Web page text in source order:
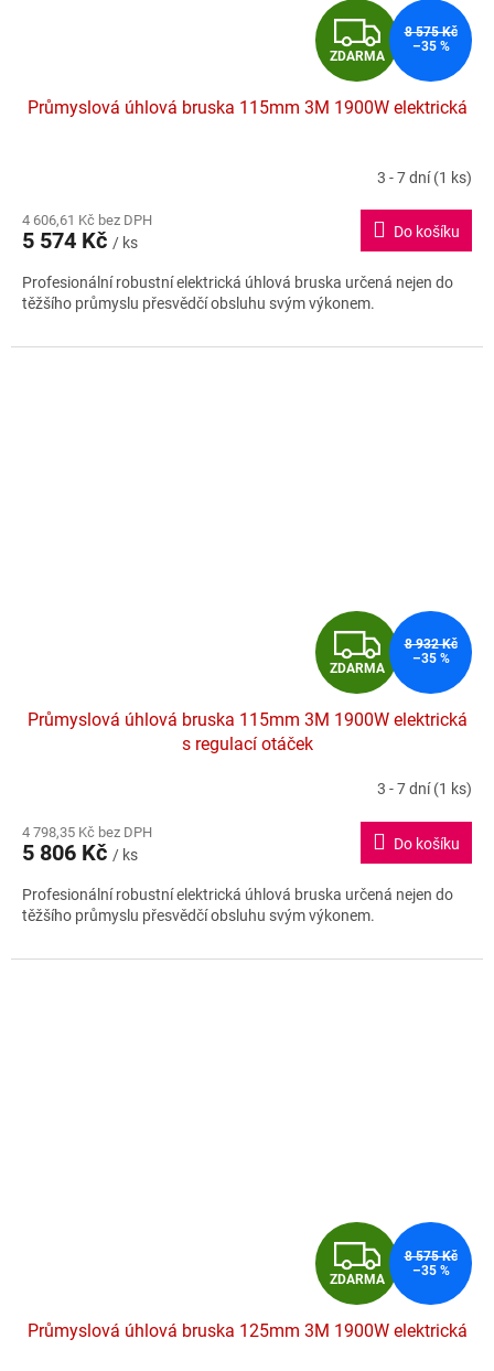
Z
D
A
R
M
A
ZDARMA
8 575 Kč
–35 %
Průmyslová úhlová bruska 115mm 3M 1900W elektrická
3 - 7 dní(1 ks)
4 606,61 Kč bez DPH
5 574 Kč / ks
Do košíku
Profesionální robustní elektrická úhlová bruska určená nejen do
těžšího průmyslu přesvědčí obsluhu svým výkonem.
Z
D
A
R
M
A
ZDARMA
8 932 Kč
–35 %
Průmyslová úhlová bruska 115mm 3M 1900W elektrická
s regulací otáček
produktu
je
z
5
3 - 7 dní(1 ks)
4 798,35 Kč bez DPH
5 806 Kč / ks
Do košíku
Profesionální robustní elektrická úhlová bruska určená nejen do
těžšího průmyslu přesvědčí obsluhu svým výkonem.
Z
D
A
ZDARMA
8 575 Kč
–35 %
Průmyslová úhlová bruska 125mm 3M 1900W elektrická